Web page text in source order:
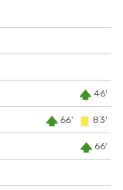
46'
66' 83'
66'